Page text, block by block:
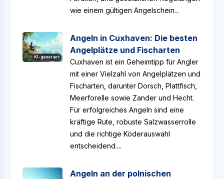
wie einem gültigen Angelschein...
KI-generiert
Angeln in Cuxhaven: Die besten
Angelplätze und Fischarten
Cuxhaven ist ein Geheimtipp für Angler
mit einer Vielzahl von Angelplätzen und
Fischarten, darunter Dorsch, Plattfisch,
Meerforelle sowie Zander und Hecht.
Für erfolgreiches Angeln sind eine
kräftige Rute, robuste Salzwasserrolle
und die richtige Köderauswahl
entscheidend....
Angeln an der polnischen